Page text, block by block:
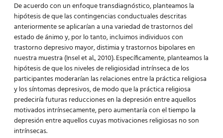
De acuerdo con un enfoque transdiagnóstico, planteamos la
hipótesis de que las contingencias conductuales descritas
anteriormente se aplicarían a una variedad de trastornos del
estado de ánimo y, por lo tanto, incluimos individuos con
trastorno depresivo mayor, distimia y trastornos bipolares en
nuestra muestra (Insel et al., 2010). Específicamente, planteamos la
hipótesis de que los niveles de religiosidad intrínseca de los
participantes moderarían las relaciones entre la práctica religiosa
y los síntomas depresivos, de modo que la práctica religiosa
predeciría futuras reducciones en la depresión entre aquellos
motivados intrínsecamente, pero aumentaría con el tiempo la
depresión entre aquellos cuyas motivaciones religiosas no son
intrínsecas.